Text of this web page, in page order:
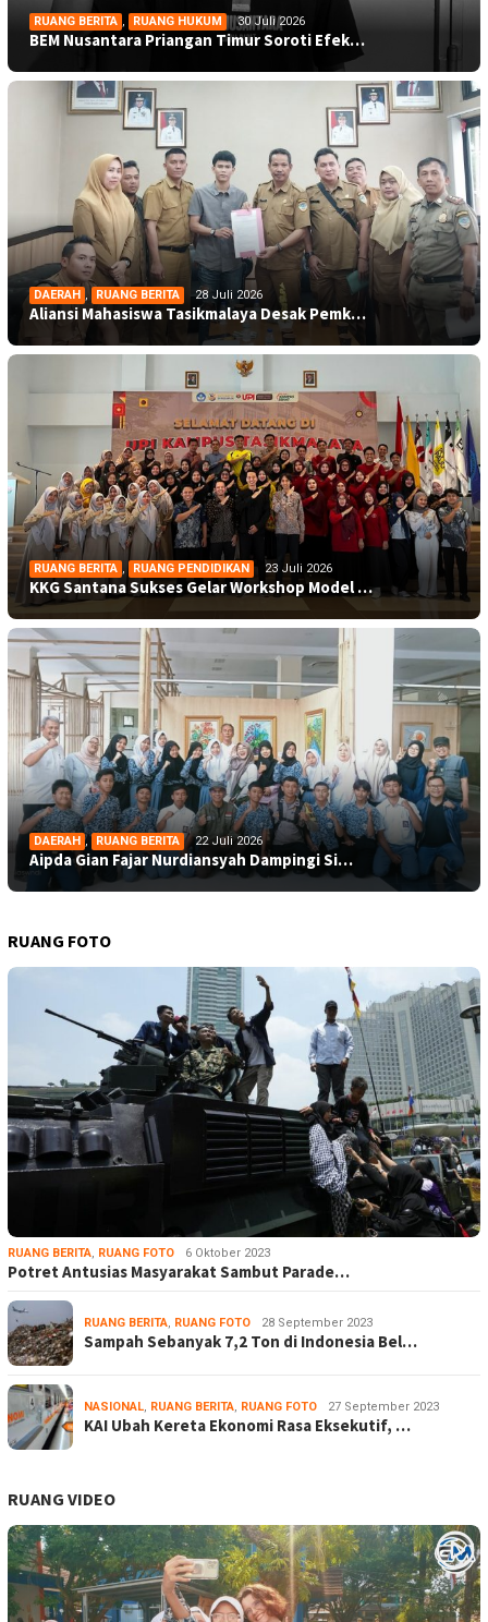
RUANG BERITA , RUANG HUKUM 30 Juli 2026
BEM Nusantara Priangan Timur Soroti Efek…
DAERAH , RUANG BERITA 28 Juli 2026
Aliansi Mahasiswa Tasikmalaya Desak Pemk…
RUANG BERITA RUANG PENDIDIKAN 23 Juli 2026
KKG Santana Sukses Gelar Workshop Model …
DAERAH , RUANG BERITA 22 Juli 2026
Aipda Gian Fajar Nurdiansyah Dampingi Si…
RUANG FOTO
RUANG BERITA, RUANG FOTO 6 Oktober 2023
Potret Antusias Masyarakat Sambut Parade…
RUANG BERITA, RUANG FOTO 28 September 2023
Sampah Sebanyak 7,2 Ton di Indonesia Bel…
NASIONAL, RUANG BERITA, RUANG FOTO 27 September 2023
KAI Ubah Kereta Ekonomi Rasa Eksekutif, …
RUANG VIDEO